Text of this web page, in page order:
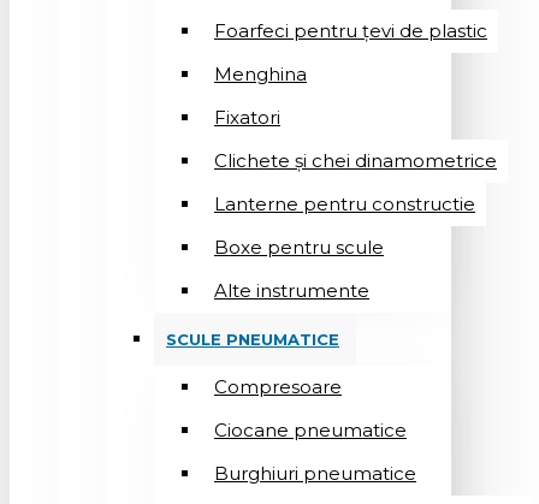
Foarfeci pentru țevi de plastic
Menghina
Fixatori
Clichete și chei dinamometrice
Lanterne pentru constructie
Boxe pentru scule
Alte instrumente
SCULE PNEUMATICE
Compresoare
Ciocane pneumatice
Burghiuri pneumatice